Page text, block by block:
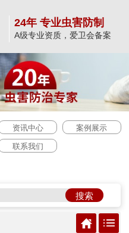
24年 专业虫害防制
A级专业资质，爱卫会备案
资讯中心 案例展示
联系我们
搜索